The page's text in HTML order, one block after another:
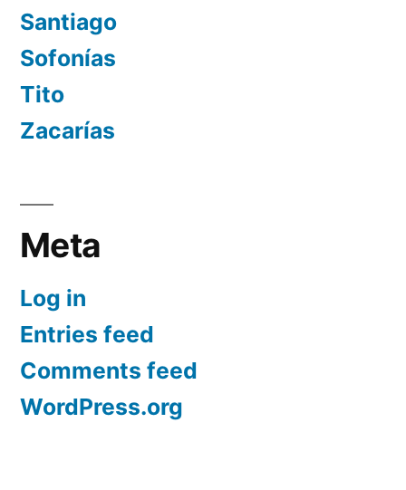
Santiago
Sofonías
Tito
Zacarías
Meta
Log in
Entries feed
Comments feed
WordPress.org